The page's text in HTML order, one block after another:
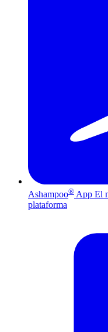
Ashampoo® App El
plataforma